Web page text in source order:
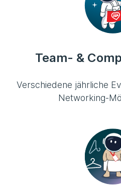
Team- &
Verschiedene jährliche
Networking-